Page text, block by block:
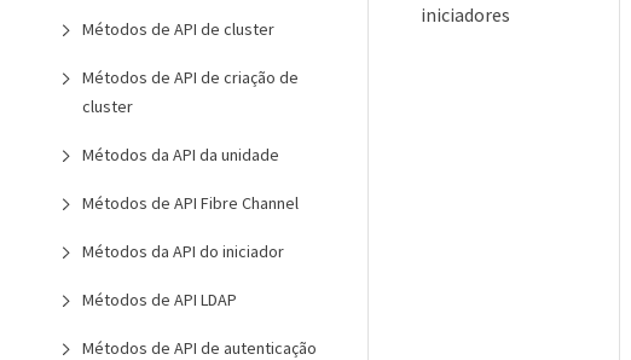
Métodos de API de cluster
Métodos de API de criação de
cluster
Métodos da API da unidade
Métodos de API Fibre Channel
Métodos da API do iniciador
Métodos de API LDAP
Métodos de API de autenticação
iniciadores